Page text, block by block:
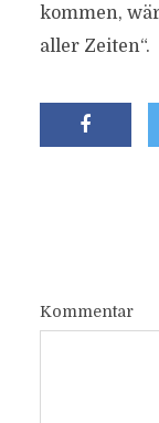
kommen,
aller Zeiten“.
Kommentar